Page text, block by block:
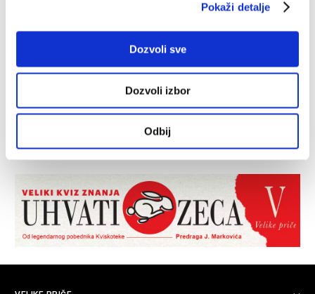
Pokaži detalje
Dozvoli sve
Dozvoli izbor
Odbij